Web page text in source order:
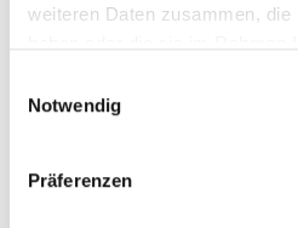
weiteren Daten zusammen, die
Notwendig
Präferenzen
©LUISA CERANO X STUDIO DE PASQUALE